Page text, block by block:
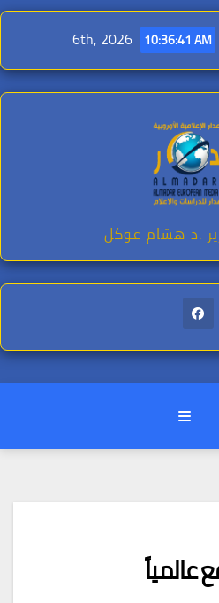
10:36:43 AM
.د هشام عوكل
عالمياً